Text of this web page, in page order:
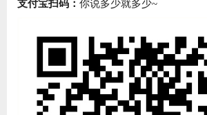
支付宝扫码： 你说多少就多少~